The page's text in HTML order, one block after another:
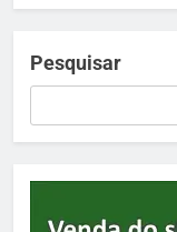
Pesquisar